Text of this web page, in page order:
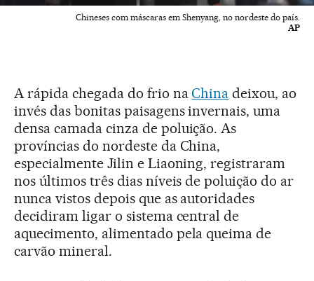
Chineses com máscaras em Shenyang, no nordeste do país.
AP
A rápida chegada do frio naChina deixou, ao
invés das bonitas paisagens invernais, uma
densa camada cinza de poluição. As
províncias do nordeste da China,
especialmente Jilin e Liaoning, registraram
nos últimos três dias níveis de poluição do ar
nunca vistos depois que as autoridades
decidiram ligar o sistema central de
aquecimento, alimentado pela queima de
carvão mineral.